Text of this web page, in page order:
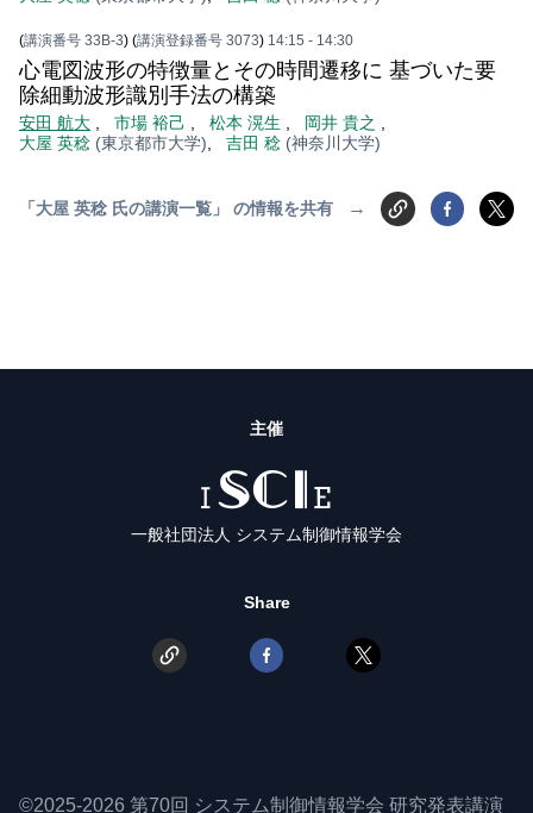
(講演番号 33B-3) (講演登録番号 3073) 14:15 - 14:30
心電図波形の特徴量とその時間遷移に 基づいた要
除細動波形識別手法の構築
安田 航大 市場 裕己 松本 滉生 岡井 貴之
大屋 英稔 (東京都市大学) 吉田 稔 (神奈川大学)
「大屋 英稔 氏の講演一覧」 の情報を共有 →
主催
ISCIE
一般社団法人 システム制御情報学会
Share
©2025-2026 第70回 システム制御情報学会 研究発表講演